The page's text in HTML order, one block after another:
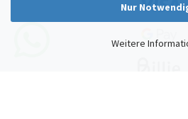
Nur
Weitere